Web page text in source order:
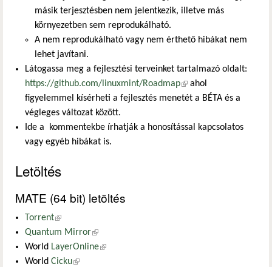
másik terjesztésben nem jelentkezik, illetve más
környezetben sem reprodukálható.
A nem reprodukálható vagy nem érthető hibákat nem
lehet javítani.
Látogassa meg a fejlesztési terveinket tartalmazó oldalt:
https://github.com/linuxmint/Roadmap(külső hivatkozás)
ahol
figyelemmel kísérheti a fejlesztés menetét a BÉTA és a
végleges változat között.
Ide a kommentekbe írhatják a honosítással kapcsolatos
vagy egyéb hibákat is.
Letöltés
MATE (64 bit) letöltés
Torrent(külső hivatkozás)
Quantum Mirror(külső hivatkozás)
World LayerOnline(külső hivatkozás)
World Cicku(külső hivatkozás)